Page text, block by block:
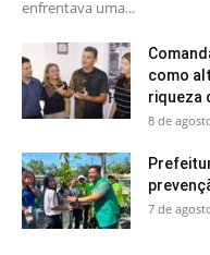
enfrentava uma...
como
riqueza
8 de
7 de